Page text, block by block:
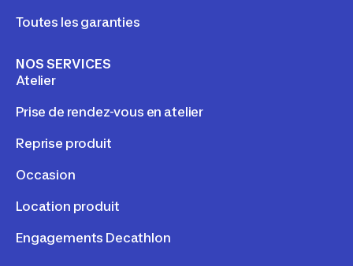
Toutes les garanties
NOS SERVICES
Atelier
Prise de rendez-vous en atelier
Reprise produit
Occasion
Location produit
Engagements Decathlon